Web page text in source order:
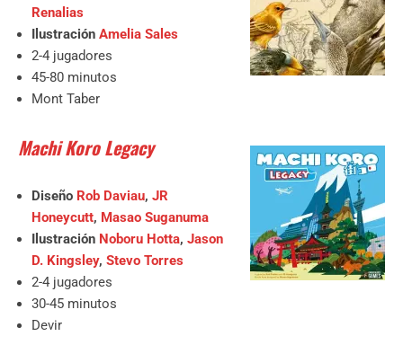
Renalias
Ilustración Amelia Sales
2-4 jugadores
45-80 minutos
Mont Taber
Machi Koro Legacy
Diseño Rob Daviau, JR
Honeycutt, Masao Suganuma
Ilustración Noboru Hotta, Jason
D. Kingsley, Stevo Torres
2-4 jugadores
30-45 minutos
Devir